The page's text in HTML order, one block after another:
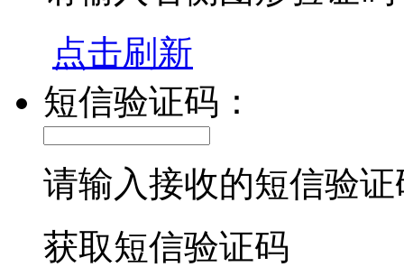
点击刷新
短信验证码：
请输入接收的短信验证
获取短信验证码